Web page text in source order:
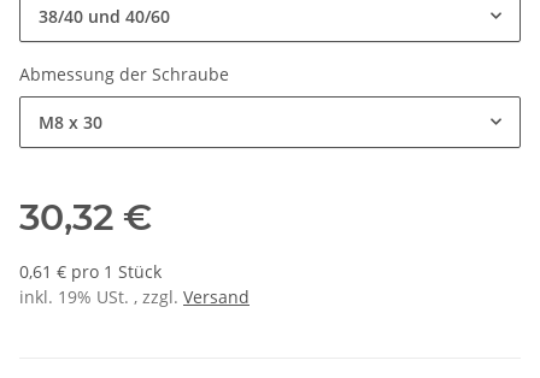
38/40 und 40/60
Abmessung der Schraube
M8 x 30
30,32 €
0,61 € pro 1 Stück
inkl. 19% USt. , zzgl. Versand